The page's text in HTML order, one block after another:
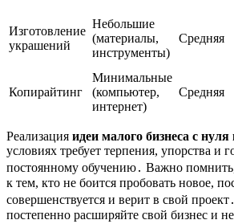
Изготовление
украшений
Небольшие
(материалы,
инструменты)
Средняя
Копирайтинг
Минимальные
(компьютер,
интернет)
Средняя
Реализация идеи малого бизнеса с
условиях требует терпения, упорства и
постоянному обучению․ Важно
к тем, кто не боится пробовать новое,
совершенствуется и верит в свой
постепенно расширяйте свой бизнес и